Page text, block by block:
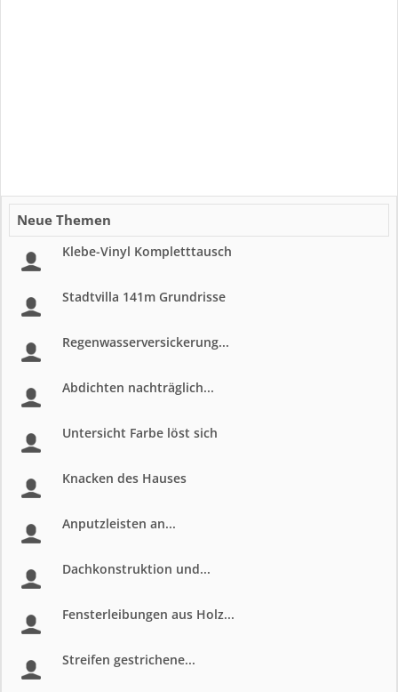
Neue Themen
Klebe-Vinyl Kompletttausch
Stadtvilla 141m Grundrisse
Regenwasserversickerung...
Abdichten nachträglich...
Untersicht Farbe löst sich
Knacken des Hauses
Anputzleisten an...
Dachkonstruktion und...
Fensterleibungen aus Holz...
Streifen gestrichene...